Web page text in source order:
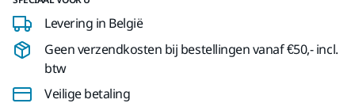
Levering in België
Geen verzendkosten bij bestellingen vanaf €50,- incl.
btw
Veilige betaling